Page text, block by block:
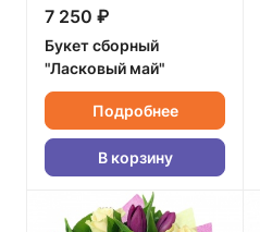
7 250 ₽
Букет сборный
"Ласковый май"
Подробнее
В корзину